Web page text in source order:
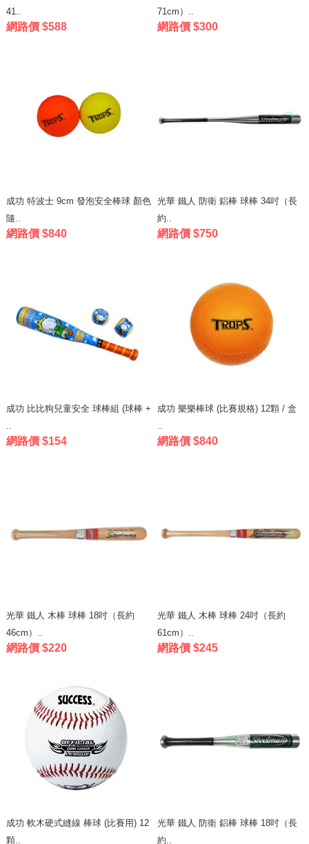
41..
網路價 $588
71cm）..
網路價 $300
成功 特波士 9cm 發泡安全棒球 顏色
隨..
網路價 $840
光華 鐵人 防衛 鋁棒 球棒 34吋（長
約..
網路價 $750
成功 比比狗兒童安全 球棒組 (球棒 +
網路價 $154
成功 樂樂棒球 (比賽規格) 12顆 / 盒
網路價 $840
光華 鐵人 木棒 球棒 18吋（長約
46cm）..
網路價 $220
光華 鐵人 木棒 球棒 24吋（長約
61cm）..
網路價 $245
成功 軟木硬式縫線 棒球 (比賽用) 12
顆..
光華 鐵人 防衛 鋁棒 球棒 18吋（長
約..